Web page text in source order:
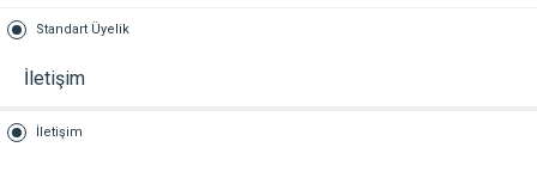
Standart Üyelik
İletişim
İletişim